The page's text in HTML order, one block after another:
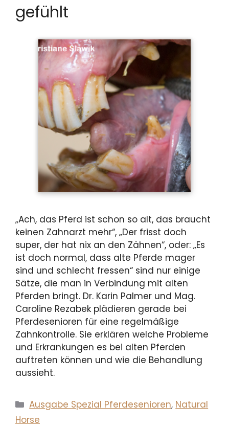
gefühlt
„Ach, das Pferd ist schon so alt, das braucht
keinen Zahnarzt mehr“, „Der frisst doch
super, der hat nix an den Zähnen“, oder: „Es
ist doch normal, dass alte Pferde mager
sind und schlecht fressen“ sind nur einige
Sätze, die man in Verbindung mit alten
Pferden bringt. Dr. Karin Palmer und Mag.
Caroline Rezabek plädieren gerade bei
Pferdesenioren für eine regelmäßige
Zahnkontrolle. Sie erklären welche Probleme
und Erkrankungen es bei alten Pferden
auftreten können und wie die Behandlung
aussieht.
Kategorien
Ausgabe Spezial Pferdesenioren, Natural
Horse